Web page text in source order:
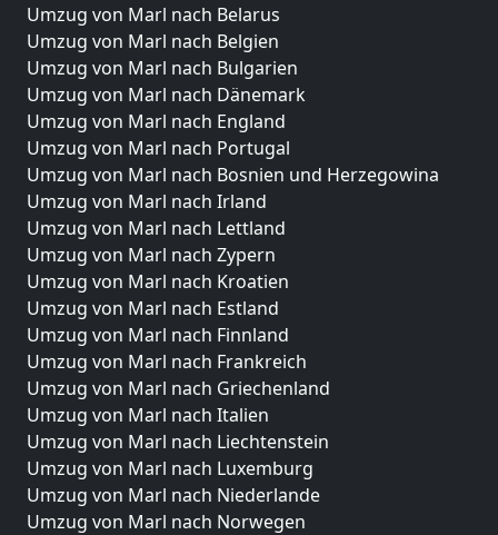
Umzug von Marl nach Belarus
Umzug von Marl nach Belgien
Umzug von Marl nach Bulgarien
Umzug von Marl nach Dänemark
Umzug von Marl nach England
Umzug von Marl nach Portugal
Umzug von Marl nach Bosnien und Herzegowina
Umzug von Marl nach Irland
Umzug von Marl nach Lettland
Umzug von Marl nach Zypern
Umzug von Marl nach Kroatien
Umzug von Marl nach Estland
Umzug von Marl nach Finnland
Umzug von Marl nach Frankreich
Umzug von Marl nach Griechenland
Umzug von Marl nach Italien
Umzug von Marl nach Liechtenstein
Umzug von Marl nach Luxemburg
Umzug von Marl nach Niederlande
Umzug von Marl nach Norwegen